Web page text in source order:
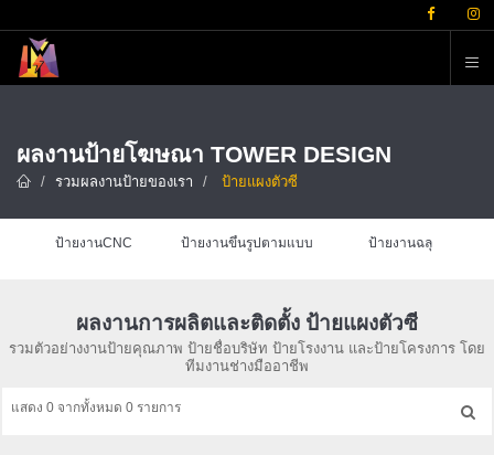
ผลงานป้ายโฆษณา TOWER DESIGN
รวมผลงานป้ายของเรา ป้ายแผงตัวซี
ป้ายงานCNC ป้ายงานขึ้นรูปตามแบบ ป้ายงานฉลุ
ผลงานการผลิตและติดตั้ง ป้ายแผงตัวซี
รวมตัวอย่างงานป้ายคุณภาพ ป้ายชื่อบริษัท ป้ายโรงงาน และป้ายโครงการ โดย
ทีมงานช่างมืออาชีพ
แสดง 0 จากทั้งหมด 0 รายการ